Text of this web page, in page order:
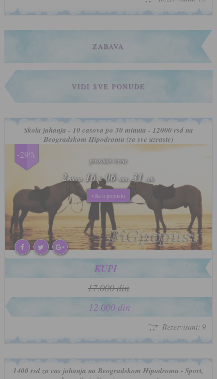
ZABAVA
VIDI SVE PONUDE
Skola jahanja - 10 casova po 30 minuta - 12000 rsd na
Beogradskom Hipodromu (za sve uzraste)
-29%
preostalo vreme
2dana 16h 06 min. 28 sek.
više o popustu
preostalo vreme
2dana 16h 06 min. 28 sek.
više o popustu
KUPI
17.000 din
12.000 din
Rezervisani: 9
1400 rsd za cas jahanja na Beogradskom Hipodromu - Sport,